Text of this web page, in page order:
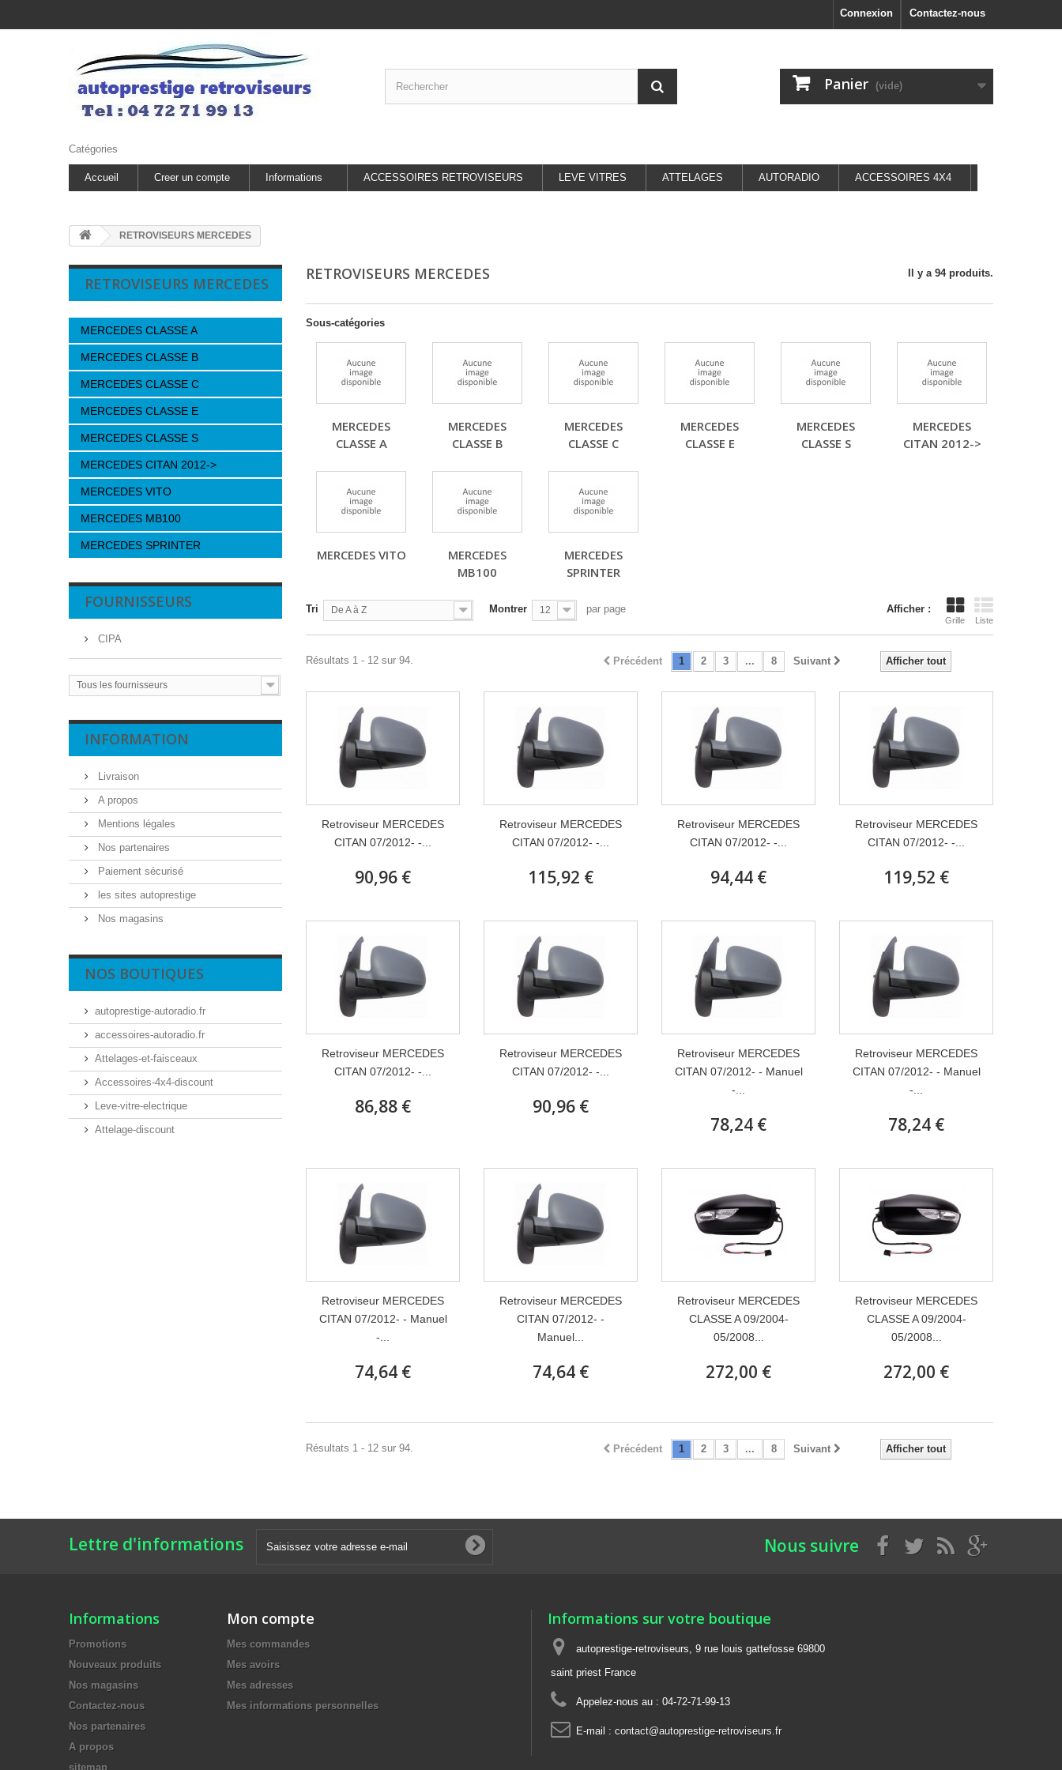
Contactez-nous
Connexion
Panier (vide)
Catégories
Accueil Creer un compte Informations ACCESSOIRES RETROVISEURS LEVE VITRES ATTELAGES AUTORADIO ACCESSOIRES 4X4
RETROVISEURS MERCEDES
RETROVISEURS MERCEDES
MERCEDES CLASSE A
MERCEDES CLASSE B
MERCEDES CLASSE C
MERCEDES CLASSE E
MERCEDES CLASSE S
MERCEDES CITAN 2012->
MERCEDES VITO
MERCEDES MB100
MERCEDES SPRINTER
FOURNISSEURS
CIPA
Tous les fournisseurs
INFORMATION
Livraison
A propos
Mentions légales
Nos partenaires
Paiement sécurisé
les sites autoprestige
Nos magasins
NOS BOUTIQUES
autoprestige-autoradio.fr
accessoires-autoradio.fr
Attelages-et-faisceaux
Accessoires-4x4-discount
Leve-vitre-electrique
Attelage-discount
RETROVISEURS MERCEDES Il y a 94 produits.
Sous-catégories
MERCEDES
CLASSE A
MERCEDES
CLASSE B
MERCEDES
CLASSE C
MERCEDES
CLASSE E
MERCEDES
CLASSE S
MERCEDES
CITAN 2012->
MERCEDES VITO
MERCEDES
MB100
MERCEDES
SPRINTER
Afficher :
Grille Liste
Tri De A à Z Montrer 12 par page
Afficher tout
Précédent 1 2 3 ... 8 Suivant
Résultats 1 - 12 sur 94.
Retroviseur MERCEDES
CITAN 07/2012- -...
90,96 €
Retroviseur MERCEDES
CITAN 07/2012- -...
115,92 €
Retroviseur MERCEDES
CITAN 07/2012- -...
94,44 €
Retroviseur MERCEDES
CITAN 07/2012- -...
119,52 €
Retroviseur MERCEDES
CITAN 07/2012- -...
86,88 €
Retroviseur MERCEDES
CITAN 07/2012- -...
90,96 €
Retroviseur MERCEDES
CITAN 07/2012- - Manuel
-...
78,24 €
Retroviseur MERCEDES
CITAN 07/2012- - Manuel
-...
78,24 €
Retroviseur MERCEDES
CITAN 07/2012- - Manuel
-...
74,64 €
Retroviseur MERCEDES
CITAN 07/2012- -
Manuel...
74,64 €
Retroviseur MERCEDES
CLASSE A 09/2004-
05/2008...
272,00 €
Retroviseur MERCEDES
CLASSE A 09/2004-
05/2008...
272,00 €
Afficher tout
Précédent 1 2 3 ... 8 Suivant
Résultats 1 - 12 sur 94.
Lettre d'informations Nous suivre
Informations
Promotions
Nouveaux produits
Nos magasins
Contactez-nous
Nos partenaires
A propos
sitemap
Mon compte
Mes commandes
Mes avoirs
Mes adresses
Mes informations personnelles
Informations sur votre boutique
autoprestige-retroviseurs, 9 rue louis gattefosse 69800
saint priest France
Appelez-nous au : 04-72-71-99-13
E-mail : contact@autoprestige-retroviseurs.fr